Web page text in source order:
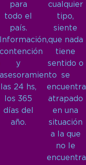
para
todo el
país.
Información,
contención
y
asesoramiento
las 24 hs,
los 365
días del
año.
cualquier
tipo,
siente
que nada
tiene
sentido o
se
encuentra
atrapado
en una
situación
a la que
no le
encuentra